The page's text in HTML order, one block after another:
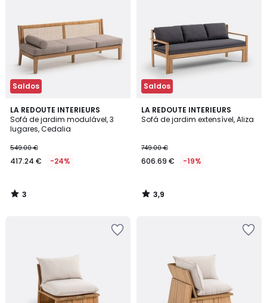
Saldos
LA REDOUTE INTERIEURS
Sofá de jardim modulável, 3
lugares, Cedalia
549.00 €
417.24 € -24%
3
/
5
3
/
Saldos
LA REDOUTE INTERIEURS
Sofá de jardim extensível, Aliza
749.00 €
606.69 € -19%
3,9
/ 5
3,9
/